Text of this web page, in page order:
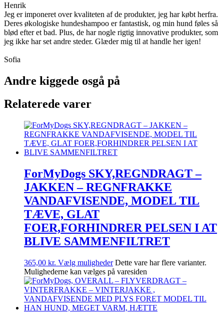
Henrik
Jeg er imponeret over kvaliteten af de produkter, jeg har købt herfra.
Deres økologiske hundeshampoo er fantastisk, og min hund føles så
blød efter et bad. Plus, de har nogle rigtig innovative produkter, som
jeg ikke har set andre steder. Glæder mig til at handle her igen!
Sofia
Andre kiggede osgå på
Relaterede varer
ForMyDogs SKY,REGNDRAGT –
JAKKEN – REGNFRAKKE
VANDAFVISENDE, MODEL TIL
TÆVE, GLAT
FOER,FORHINDRER PELSEN I AT
BLIVE SAMMENFILTRET
365,00 kr. Vælg muligheder Dette vare har flere varianter.
Mulighederne kan vælges på varesiden